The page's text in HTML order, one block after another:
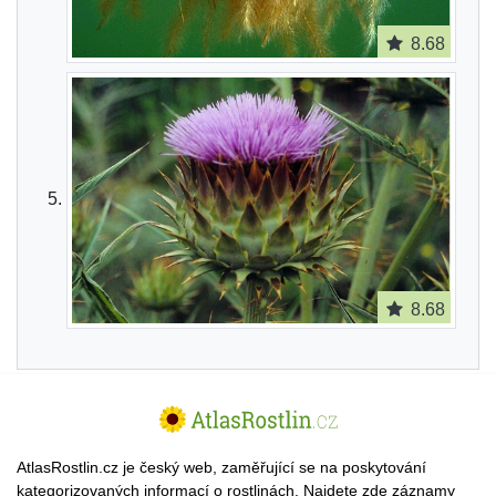
8.68
8.68
AtlasRostlin.cz je český web, zaměřující se na poskytování
kategorizovaných informací o rostlinách. Najdete zde záznamy